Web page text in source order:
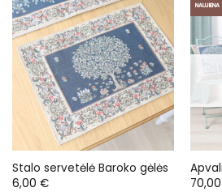
Stalo servetėlė Baroko gėlės
6,00 €
NAUJIENA
70,00